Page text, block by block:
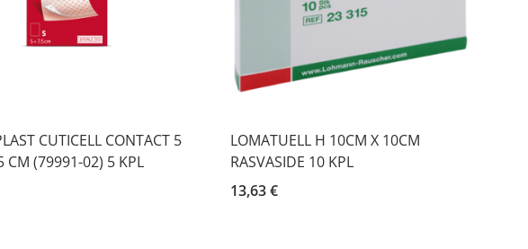
CUTICELL CONTACT 5
CM (79991-02) 5 KPL
LOMATUELL H 10CM X 10CM
RASVASIDE 10 KPL
13,63 €